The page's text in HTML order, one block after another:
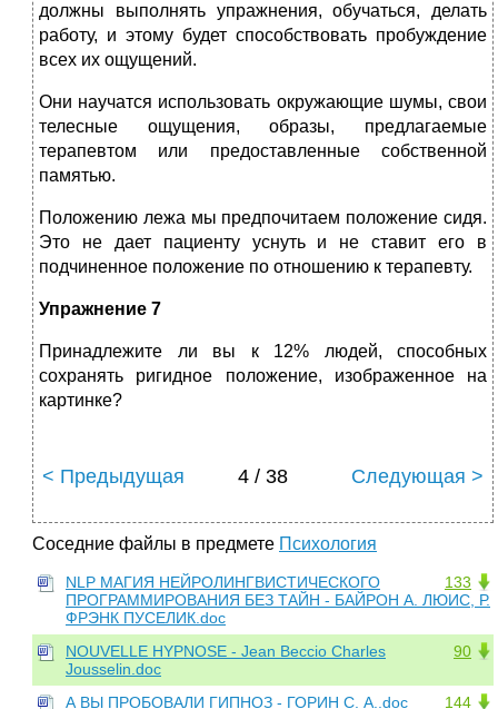
должны выполнять упражнения, обучаться, делать
работу, и этому будет способствовать пробуждение
всех их ощущений.
Они научатся использовать окружающие шумы, свои
телесные ощущения, образы, предлагаемые
терапевтом или предоставленные собственной
памятью.
Положению лежа мы предпочитаем положение сидя.
Это не дает пациенту уснуть и не ставит его в
подчиненное положение по отношению к терапевту.
Упражнение 7
Принадлежите ли вы к 12% людей, способных
сохранять ригидное положение, изображенное на
картинке?
< Предыдущая 4 / 38 Следующая >
Соседние файлы в предмете Психология
133
NLP МАГИЯ НЕЙРОЛИНГВИСТИЧЕСКОГО
ПРОГРАММИРОВАНИЯ БЕЗ ТАЙН - БАЙРОН А. ЛЮИС, Р.
ФРЭНК ПУСЕЛИК.doc
90
NOUVELLE HYPNOSE - Jean Beccio Charles
Jousselin.doc
144
А ВЫ ПРОБОВАЛИ ГИПНОЗ - ГОРИН С. А..doc